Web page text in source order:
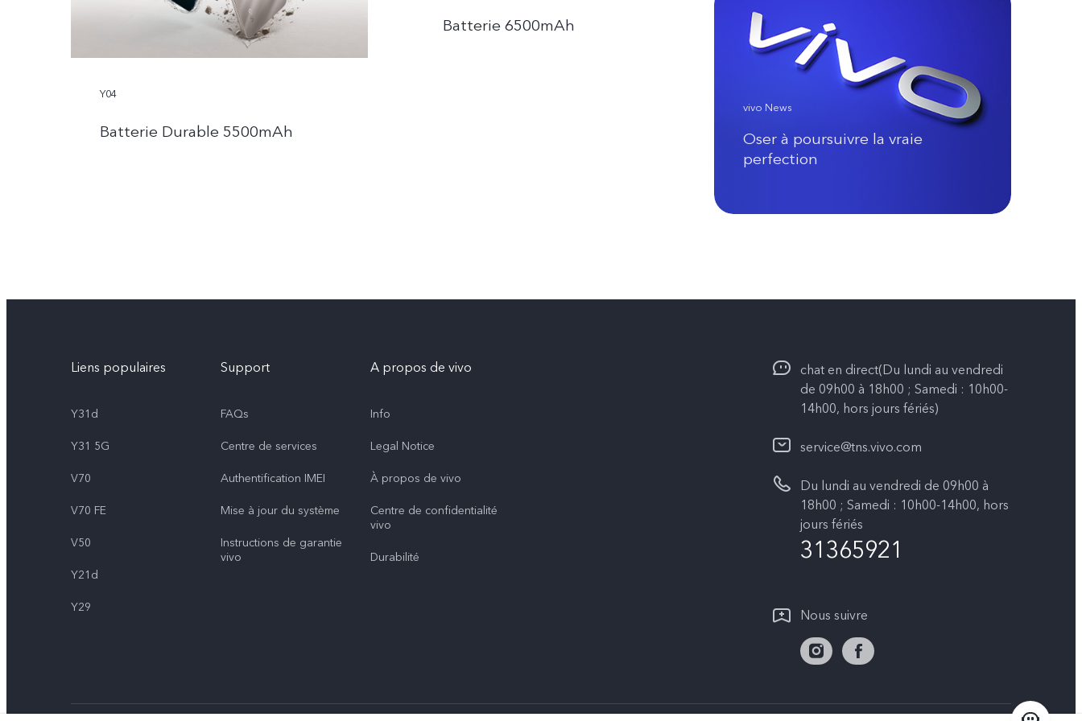
Batterie 6500mAh
Y04
Batterie Durable 5500mAh
vivo News
Oser à poursuivre la vraie
perfection
Liens populaires
Y31d
Y31 5G
V70
V70 FE
V50
Y21d
Y29
Support
FAQs
Centre de services
Authentification IMEI
Mise à jour du système
Instructions de garantie
vivo
A propos de vivo
Info
Legal Notice
À propos de vivo
Centre de confidentialité
vivo
Durabilité
chat en direct(Du lundi au vendredi
de 09h00 à 18h00 ; Samedi : 10h00-
14h00, hors jours fériés)
service@tns.vivo.com
Du lundi au vendredi de 09h00 à
18h00 ; Samedi : 10h00-14h00, hors
jours fériés
31365921
Nous suivre